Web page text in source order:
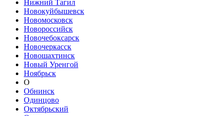
Нижний Тагил
Новокуйбышевск
Новомосковск
Новороссийск
Новочебоксарск
Новочеркасск
Новошахтинск
Новый Уренгой
Ноябрьск
О
Обнинск
Одинцово
Октябрьский